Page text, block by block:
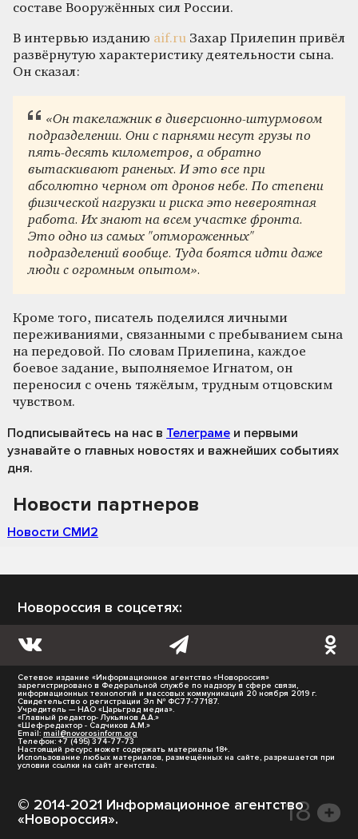
составе Вооружённых сил России.
В интервью изданию aif.ru Захар Прилепин привёл
развёрнутую характеристику деятельности сына.
Он сказал:
«Он такелажник в диверсионно-штурмовом
подразделении. Они с парнями несут грузы по
пять-десять километров, а обратно
вытаскивают раненых. И это все при
абсолютно черном от дронов небе. По степени
физической нагрузки и риска это невероятная
работа. Их знают на всем участке фронта.
Это одно из самых "отмороженных"
подразделений вообще. Туда боятся идти даже
люди с огромным опытом».
Кроме того, писатель поделился личными
переживаниями, связанными с пребыванием сына
на передовой. По словам Прилепина, каждое
боевое задание, выполняемое Игнатом, он
переносил с очень тяжёлым, трудным отцовским
чувством.
Подписывайтесь на нас в Телеграме и первыми
узнавайте о главных новостях и важнейших событиях
дня.
Новости партнеров
Новости СМИ2
Новороссия в соцсетях:
Сетевое издание «Информационное агентство «Новороссия»
зарегистрировано в Федеральной службе по надзору в сфере связи,
информационных технологий и массовых коммуникаций 20 ноября 2019 г.
Свидетельство о регистрации Эл № ФС77-77187.
Учредитель — НАО «Царьград медиа».
«Главный редактор- Лукьянов А.А.»
«Шеф-редактор - Садчиков А.М.»
Email: mail@novorosinform.org
Телефон: +7 (495) 374-77-73
Настоящий ресурс может содержать материалы 18+.
Использование любых материалов, размещённых на сайте, разрешается при
условии ссылки на сайт агентства.
© 2014-2021 Информационное агентство
«Новороссия».